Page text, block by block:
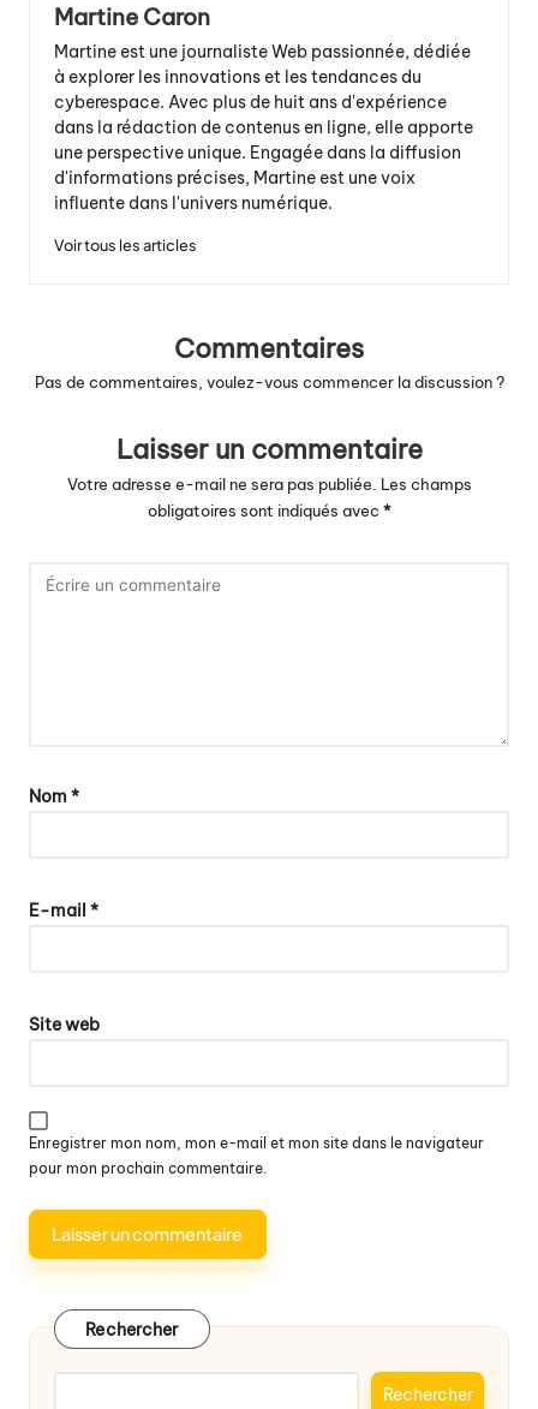
Martine Caron
Martine est une journaliste Web passionnée, dédiée
à explorer les innovations et les tendances du
cyberespace. Avec plus de huit ans d'expérience
dans la rédaction de contenus en ligne, elle apporte
une perspective unique. Engagée dans la diffusion
d'informations précises, Martine est une voix
influente dans l'univers numérique.
Voir tous les articles
Commentaires
Pas de commentaires, voulez-vous commencer la discussion ?
Laisser un commentaire
Votre adresse e-mail ne sera pas publiée. Les champs
obligatoires sont indiqués avec *
Nom *
E-mail *
Site web
Enregistrer mon nom, mon e-mail et mon site dans le navigateur
pour mon prochain commentaire.
Rechercher
Rechercher